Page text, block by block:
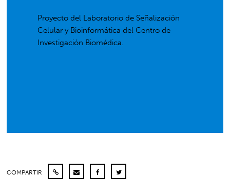
Proyecto del Laboratorio de Señalización
Celular y Bioinformática del Centro de
Investigación Biomédica.
COMPARTIR